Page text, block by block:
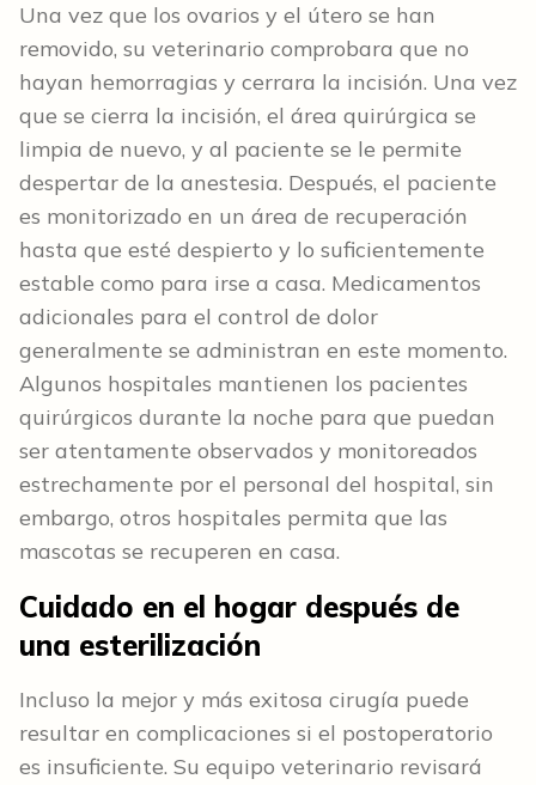
Una vez que los ovarios y el útero se han
removido, su veterinario comprobara que no
hayan hemorragias y cerrara la incisión. Una vez
que se cierra la incisión, el área quirúrgica se
limpia de nuevo, y al paciente se le permite
despertar de la anestesia. Después, el paciente
es monitorizado en un área de recuperación
hasta que esté despierto y lo suficientemente
estable como para irse a casa. Medicamentos
adicionales para el control de dolor
generalmente se administran en este momento.
Algunos hospitales mantienen los pacientes
quirúrgicos durante la noche para que puedan
ser atentamente observados y monitoreados
estrechamente por el personal del hospital, sin
embargo, otros hospitales permita que las
mascotas se recuperen en casa.
Cuidado en el hogar después de
una esterilización
Incluso la mejor y más exitosa cirugía puede
resultar en complicaciones si el postoperatorio
es insuficiente. Su equipo veterinario revisará